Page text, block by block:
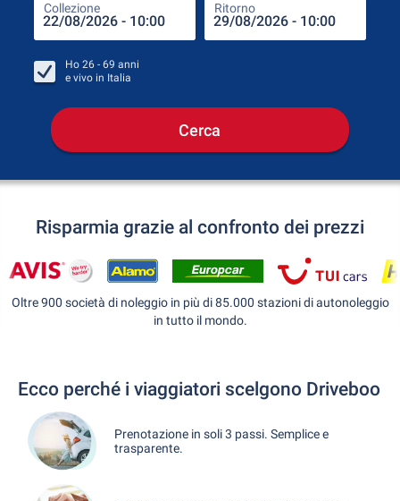
Collezione Ritorno
Ho 26 - 69 anni
e vivo in Italia
Cerca
Risparmia grazie al confronto dei prezzi
Oltre 900 società di noleggio in più di 85.000 stazioni di autonoleggio
in tutto il mondo.
Ecco perché i viaggiatori scelgono Driveboo
Prenotazione in soli 3 passi. Semplice e
trasparente.